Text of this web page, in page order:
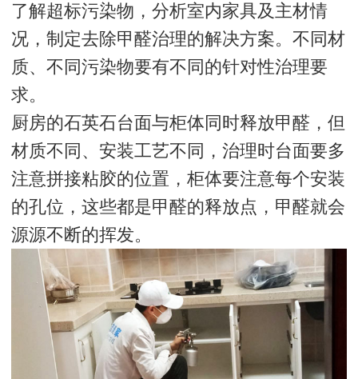
了解超标污染物，分析室内家具及主材情
况，制定去除甲醛治理的解决方案。不同材
质、不同污染物要有不同的针对性治理要
求。
厨房的石英石台面与柜体同时释放甲醛，但
材质不同、安装工艺不同，治理时台面要多
注意拼接粘胶的位置，柜体要注意每个安装
的孔位，这些都是甲醛的释放点，甲醛就会
源源不断的挥发。